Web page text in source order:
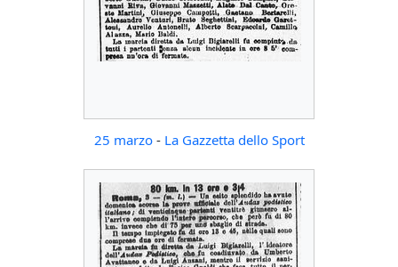
25 marzo- La Gazzetta dello Sport